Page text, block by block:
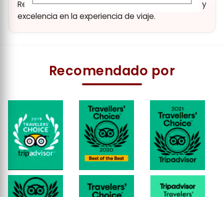
Reconocimiento a nuestra dedicación y
excelencia en la experiencia de viaje.
Recomendado por